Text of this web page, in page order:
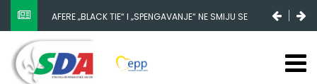
AFERE „BLACK TIE“ I „SPENGAVANJE“ NE SMIJU SE
ZATAŠKATI